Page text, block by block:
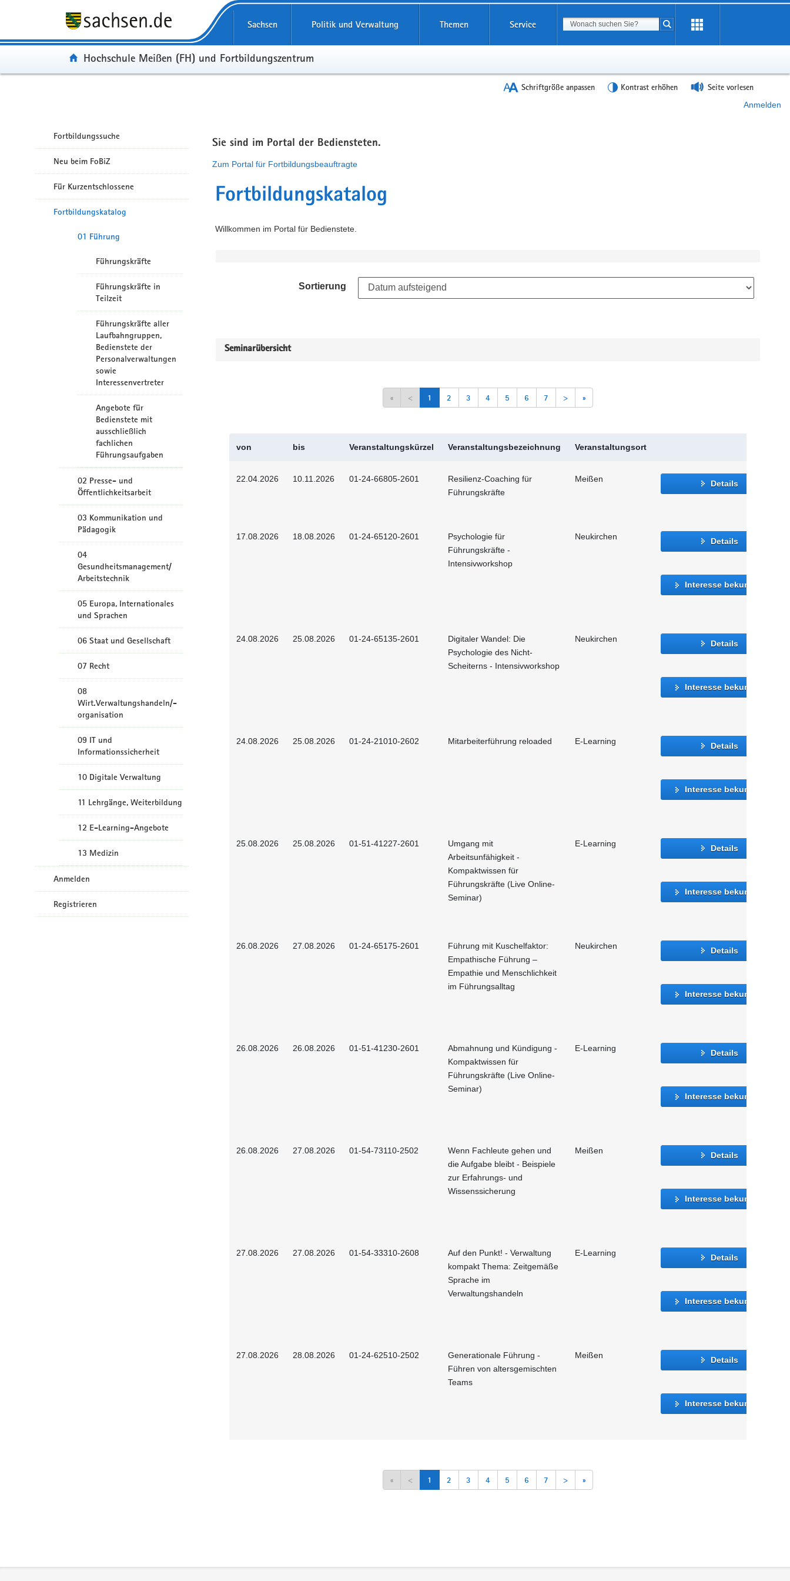
Sachsen Politik und Verwaltung Themen Service Suchbegriff
Suche starten
Portal:
Hochschule Meißen (FH) und Fortbildungszentrum
Schriftgröße anpassen Kontrast erhöhen Seite vorlesen
Anmelden
Fortbildungssuche
Neu beim FoBiZ
Für Kurzentschlossene
Fortbildungskatalog
01 Führung
Führungskräfte
Führungskräfte in
Teilzeit
Führungskräfte aller
Laufbahngruppen,
Bedienstete der
Personalverwaltungen
sowie
Interessenvertreter
Angebote für
Bedienstete mit
ausschließlich
fachlichen
Führungsaufgaben
02 Presse- und
Öffentlichkeitsarbeit
03 Kommunikation und
Pädagogik
04
Gesundheitsmanagement/
Arbeitstechnik
05 Europa, Internationales
und Sprachen
06 Staat und Gesellschaft
07 Recht
08
Wirt.Verwaltungshandeln/-
organisation
09 IT und
Informationssicherheit
10 Digitale Verwaltung
11 Lehrgänge, Weiterbildung
12 E-Learning-Angebote
13 Medizin
Anmelden
Registrieren
Sie sind im Portal der Bediensteten.
Zum Portal für Fortbildungsbeauftragte
Fortbildungskatalog
Willkommen im Portal für Bedienstete.
Sortierung
Seminarübersicht
« < 1 2 3 4 5 6 7 > »
von bis Veranstaltungskürzel Veranstaltungsbezeichnung Veranstaltungsort
22.04.2026 10.11.2026 01-24-66805-2601
Resilienz-Coaching für
Führungskräfte
Meißen Details
17.08.2026 18.08.2026 01-24-65120-2601
Psychologie für
Führungskräfte -
Intensivworkshop
Neukirchen Details
Interesse bekunden
24.08.2026 25.08.2026 01-24-65135-2601
Digitaler Wandel: Die
Psychologie des Nicht-
Scheiterns - Intensivworkshop
Neukirchen Details
Interesse bekunden
24.08.2026 25.08.2026 01-24-21010-2602 Mitarbeiterführung reloaded E-Learning Details
Interesse bekunden
25.08.2026 25.08.2026 01-51-41227-2601
Umgang mit
Arbeitsunfähigkeit -
Kompaktwissen für
Führungskräfte (Live Online-
Seminar)
E-Learning Details
Interesse bekunden
26.08.2026 27.08.2026 01-24-65175-2601
Führung mit Kuschelfaktor:
Empathische Führung –
Empathie und Menschlichkeit
im Führungsalltag
Neukirchen Details
Interesse bekunden
26.08.2026 26.08.2026 01-51-41230-2601
Abmahnung und Kündigung -
Kompaktwissen für
Führungskräfte (Live Online-
Seminar)
E-Learning Details
Interesse bekunden
26.08.2026 27.08.2026 01-54-73110-2502
Wenn Fachleute gehen und
die Aufgabe bleibt - Beispiele
zur Erfahrungs- und
Wissenssicherung
Meißen Details
Interesse bekunden
27.08.2026 27.08.2026 01-54-33310-2608
Auf den Punkt! - Verwaltung
kompakt Thema: Zeitgemäße
Sprache im
Verwaltungshandeln
E-Learning Details
Interesse bekunden
27.08.2026 28.08.2026 01-24-62510-2502
Generationale Führung -
Führen von altersgemischten
Teams
Meißen Details
Interesse bekunden
« < 1 2 3 4 5 6 7 > »